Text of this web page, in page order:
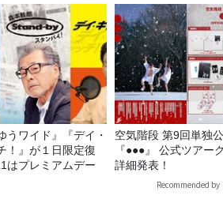
シピ
うワイド』『デイ・
！』が１日限定復
はプレミアムデー
空気階段 第9回単独
『●●●』 公式ツアー
詳細発表！
Recommended by